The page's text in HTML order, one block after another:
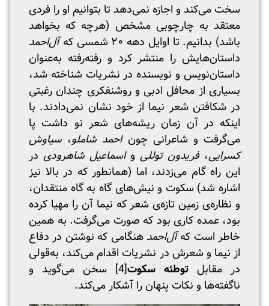
سخت می‌کند و اجازه نمی‌دهد تا بتوانیم او را فردی
معتقد به چارچوبی مشخص (هرچه که بخواهد
باشد) بدانیم. تا اوایل دهه ۲۰ شمسی که
آل‌احمد
داستان‌هایش را منتشر کرد و رفته‌رفته به‌عنوان
داستان‌نویس و نویسنده در نشریات شناخته‌ شد،
بسیاری از محافل ادبی و روشنفکری چندان رغبتی
در شکافتن شعر نیما از خود نشان نمی‌دادند. با
اینکه در آن زمان ریشه‌های شعر نو داشت پا
می‌گرفت و شاعرانی چوناحمد شاملو، سیاوش
کسرایی،فریدون توللی واسماعیل شاهرودی در
این راه گام می‌زدند، اما (همانطور که در بالا نیز
اشاره شد) سکوت و نیش‌های گاه به گاه منتقدان،
و نظاره‌ی زمین تازه‌ی شعر که نیما آن‌ را مهیا کرده
بود، عمده کاری بود که صورت می‌گرفت. به همین
خاطر است کهآل‌احمدهنگامی که نوشتن در دفاع
از نیما و شعرش در نشریات اقدام می‌کند، به‌قولی
در مقابل ‌‌ توطئه سکوت[4]
سخن می‌گوید و
ناگفته‌ها و نکات پنهان را آشکار می‌کند.